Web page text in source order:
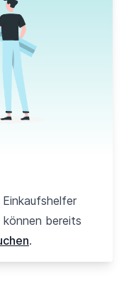
können bereits
.